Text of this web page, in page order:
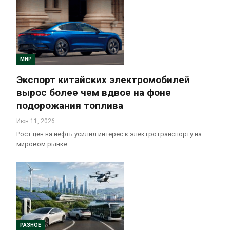
МИР
Экспорт китайских электромобилей
вырос более чем вдвое на фоне
подорожания топлива
Июн 11, 2026
Рост цен на нефть усилил интерес к электротранспорту на
мировом рынке
РАЗНОЕ